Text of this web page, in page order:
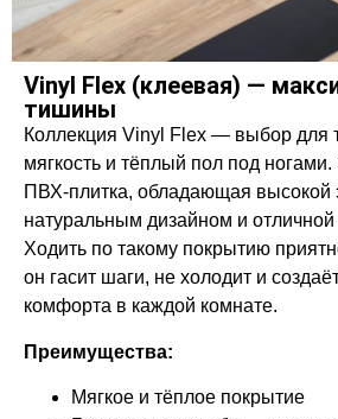
Vinyl Flex (клеевая) —
тишины
Коллекция Vinyl Flex — выбор для
мягкость и тёплый пол под
ПВХ‑плитка, обладающая высокой
натуральным дизайном и отличной
Ходить по такому покрытию
он гасит шаги, не холодит и
комфорта в каждой комнате.
Преимущества:
Мягкое и тёплое покрытие